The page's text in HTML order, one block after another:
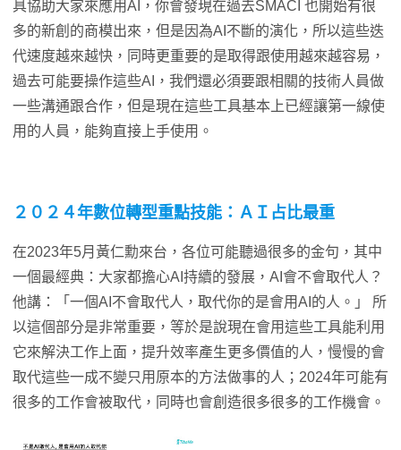
具協助大家來應用AI，你會發現在過去SMACI 也開始有很
多的新創的商模出來，但是因為AI不斷的演化，所以這些迭
代速度越來越快，同時更重要的是取得跟使用越來越容易，
過去可能要操作這些AI，我們還必須要跟相關的技術人員做
一些溝通跟合作，但是現在這些工具基本上已經讓第一線使
用的人員，能夠直接上手使用。
２０２４年數位轉型重點技能：ＡＩ占比最重
在2023年5月黃仁勳來台，各位可能聽過很多的金句，其中
一個最經典：大家都擔心AI持續的發展，AI會不會取代人？
他講：「一個AI不會取代人，取代你的是會用AI的人。」 所
以這個部分是非常重要，等於是說現在會用這些工具能利用
它來解決工作上面，提升效率產生更多價值的人，慢慢的會
取代這些一成不變只用原本的方法做事的人；2024年可能有
很多的工作會被取代，同時也會創造很多很多的工作機會。